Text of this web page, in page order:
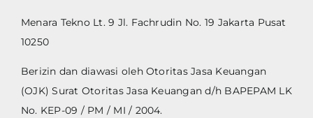
Menara Tekno Lt. 9 Jl. Fachrudin No. 19 Jakarta Pusat
10250
Berizin dan diawasi oleh Otoritas Jasa Keuangan
(OJK) Surat Otoritas Jasa Keuangan d/h BAPEPAM LK
No. KEP-09 / PM / MI / 2004.